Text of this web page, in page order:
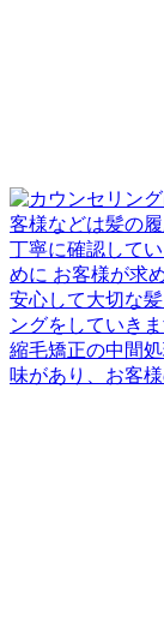
縮毛矯正の中間
味があり、お客